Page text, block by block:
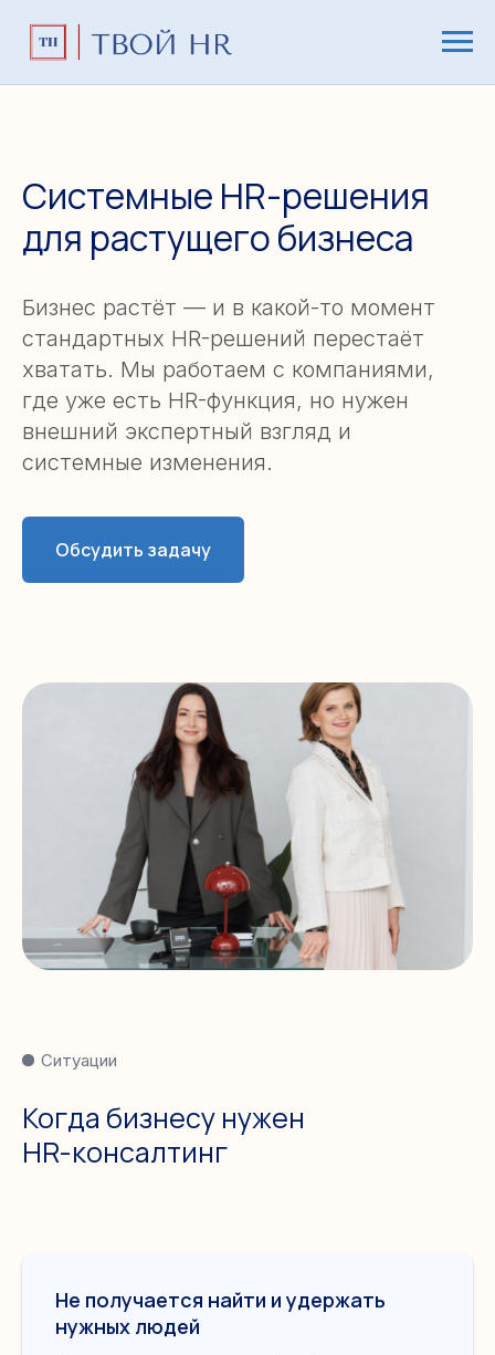
Системные HR-решения
для растущего бизнеса
Бизнес растёт — и в какой-то момент
стандартных HR-решений перестаёт
хватать. Мы работаем с компаниями,
где уже есть HR-функция, но нужен
внешний экспертный взгляд и
системные изменения.
Обсудить задачу
Когда бизнесу нужен
HR-консалтинг
Ситуации
Не получается найти и удержать
нужных людей